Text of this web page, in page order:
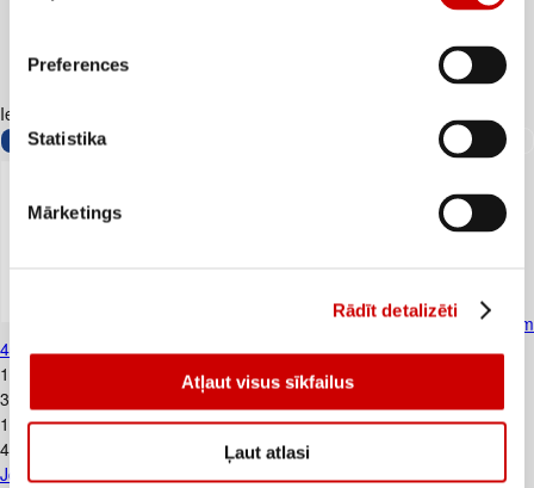
Preferences
Statistika
Mārketings
Rādīt detalizēti
Atļaut visus sīkfailus
Ļaut atlasi
Iesakām ar
Jogurts Grieķu BALTAIS bez piedevām
400g
1
3,48€/kg
1
75€
4,38€/kg
Jogurts Grieķu BALTAIS bez piedevām 400g